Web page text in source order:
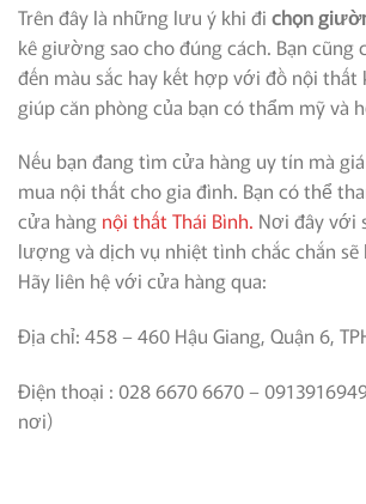
Trên đây là những lưu ý khi đi chọn
kê giường sao cho đúng cách. Bạn cũng
đến màu sắc hay kết hợp với đồ nội thất
giúp căn phòng của bạn có thẩm mỹ và
Nếu bạn đang tìm cửa hàng uy tín mà
mua nội thất cho gia đình. Bạn có thể
cửa hàng nội thất Thái Bình. Nơi đây với
lượng và dịch vụ nhiệt tình chắc chắn sẽ
Hãy liên hệ với cửa hàng qua:
Địa chỉ: 458 – 460 Hậu Giang, Quận 6,
Điện thoại : 028 6670 6670 –
nơi)